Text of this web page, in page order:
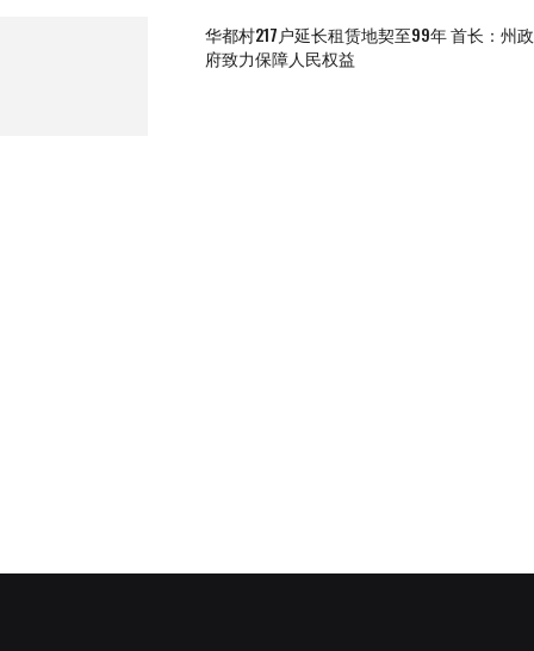
华都村217户延长租赁地契至99年 首长：州政
府致力保障人民权益